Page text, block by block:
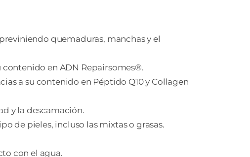
quemaduras, manchas y el
contenido en ADN Repairsomes®.
a su contenido en Péptido Q10 y Collagen
y la descamación.
de pieles, incluso las mixtas o grasas.
con el agua.